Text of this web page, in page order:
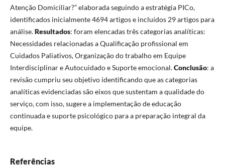
Atenção Domiciliar?” elaborada seguindo a estratégia PICo,
identificados inicialmente 4694 artigos e incluídos 29 artigos para
análise.Resultados: foram elencadas três categorias analíticas:
Necessidades relacionadas a Qualificação profissional em
Cuidados Paliativos, Organização do trabalho em Equipe
Interdisciplinar e Autocuidado e Suporte emocional.Conclusão: a
revisão cumpriu seu objetivo identificando que as categorias
analíticas evidenciadas são eixos que sustentam a qualidade do
serviço, com isso, sugere a implementação de educação
continuada e suporte psicológico para a preparação integral da
equipe.
Referências